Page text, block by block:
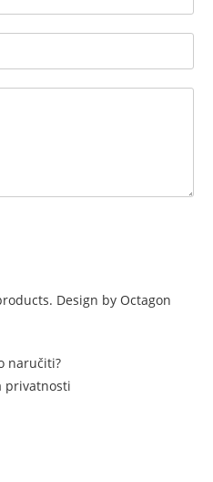
t
Design by Octagon
naručiti?
privatnosti